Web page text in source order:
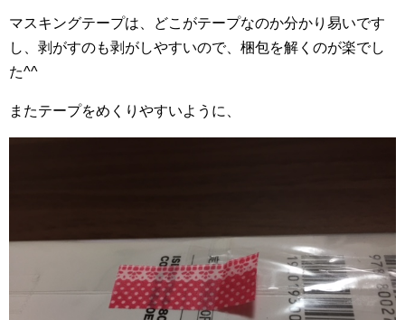
マスキングテープは、どこがテープなのか分かり易いです
し、剥がすのも剥がしやすいので、梱包を解くのが楽でし
た^^
またテープをめくりやすいように、